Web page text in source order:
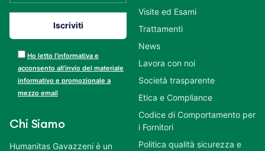
Ho letto l’informativa e
acconsento all’invio del materiale
informativo e promozionale a
mezzo email
Chi Siamo
Humanitas Gavazzeni è un
Visite ed Esami
Trattamenti
News
Lavora con noi
Società trasparente
Etica e Compliance
Codice di Comportamento per
i Fornitori
Politica qualità sicurezza e